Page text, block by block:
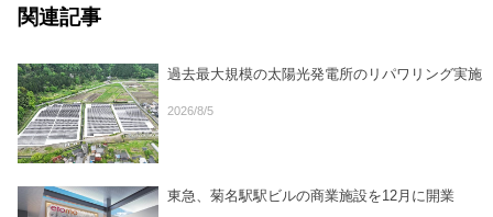
関連記事
過去最大規模の太陽光発電所のリパワリング実施
2026/8/5
東急、菊名駅駅ビルの商業施設を12月に開業